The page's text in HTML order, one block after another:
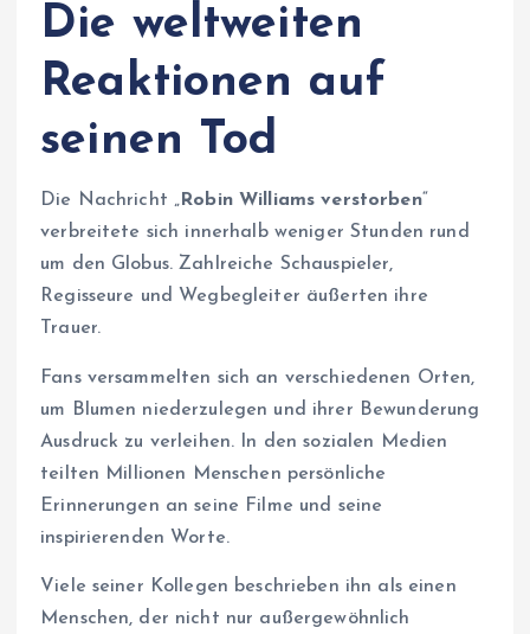
Die weltweiten
Reaktionen auf
seinen Tod
Die Nachricht „Robin Williams verstorben“
verbreitete sich innerhalb weniger Stunden rund
um den Globus. Zahlreiche Schauspieler,
Regisseure und Wegbegleiter äußerten ihre
Trauer.
Fans versammelten sich an verschiedenen Orten,
um Blumen niederzulegen und ihrer Bewunderung
Ausdruck zu verleihen. In den sozialen Medien
teilten Millionen Menschen persönliche
Erinnerungen an seine Filme und seine
inspirierenden Worte.
Viele seiner Kollegen beschrieben ihn als einen
Menschen, der nicht nur außergewöhnlich